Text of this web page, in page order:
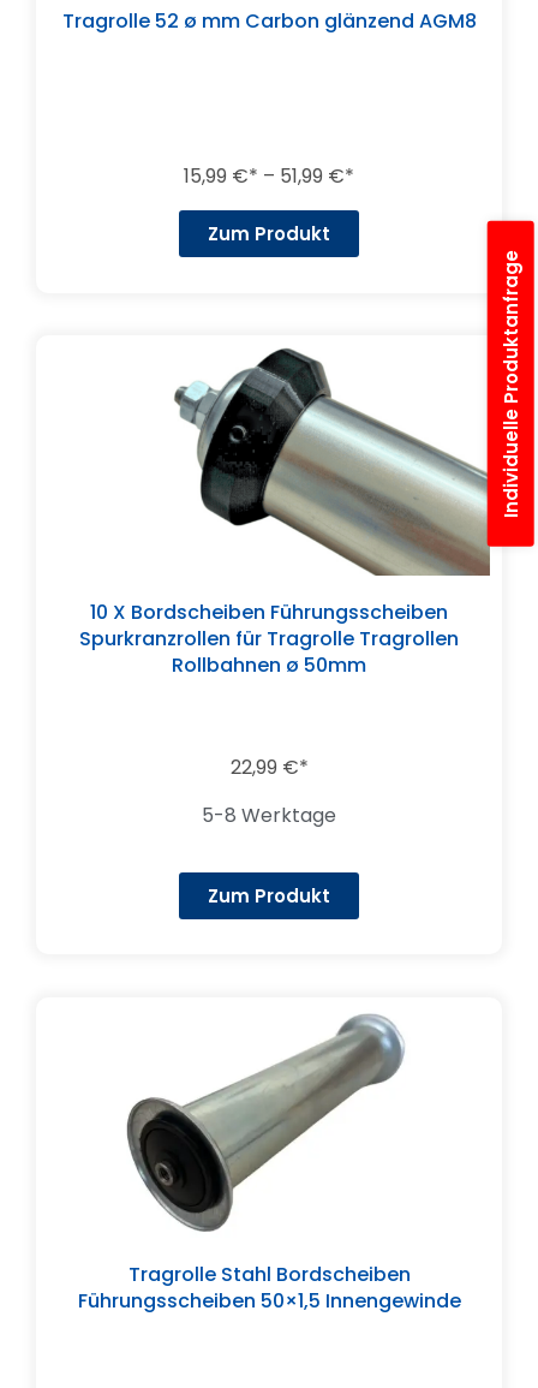
Individuelle Produktanfrage
Tragrolle 52 ø mm Carbon glänzend AGM8
15,99 € – 51,99 €
Zum Produkt
10 X Bordscheiben Führungsscheiben
Spurkranzrollen für Tragrolle Tragrollen
Rollbahnen ø 50mm
22,99 €
5-8 Werktage
Zum Produkt
Tragrolle Stahl Bordscheiben
Führungsscheiben 50×1,5 Innengewinde